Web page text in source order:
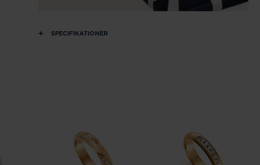
SPECIFIKATIONER